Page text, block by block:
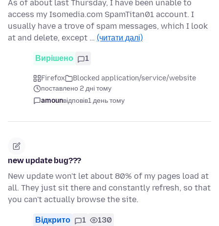
As of about last Thursday, I have been unable to
access my Isomedia.com SpamTitan01 account. I
usually have a trove of spam messages, which I look
at and delete, except … (читати далі)
Вирішено 1
Firefox
Blocked application/service/website
поставлено 2 дні тому
amounвідповів1 день тому
new update bug???
New update won't let about 80% of my pages load at
all. They just sit there and constantly refresh, so that
you can't actually browse the site.
Відкрито 1 130